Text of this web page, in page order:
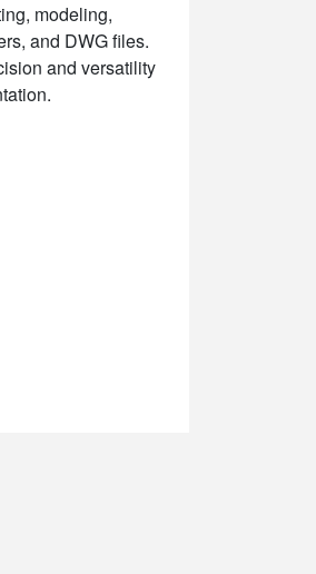
modeling,
and DWG files.
and versatility